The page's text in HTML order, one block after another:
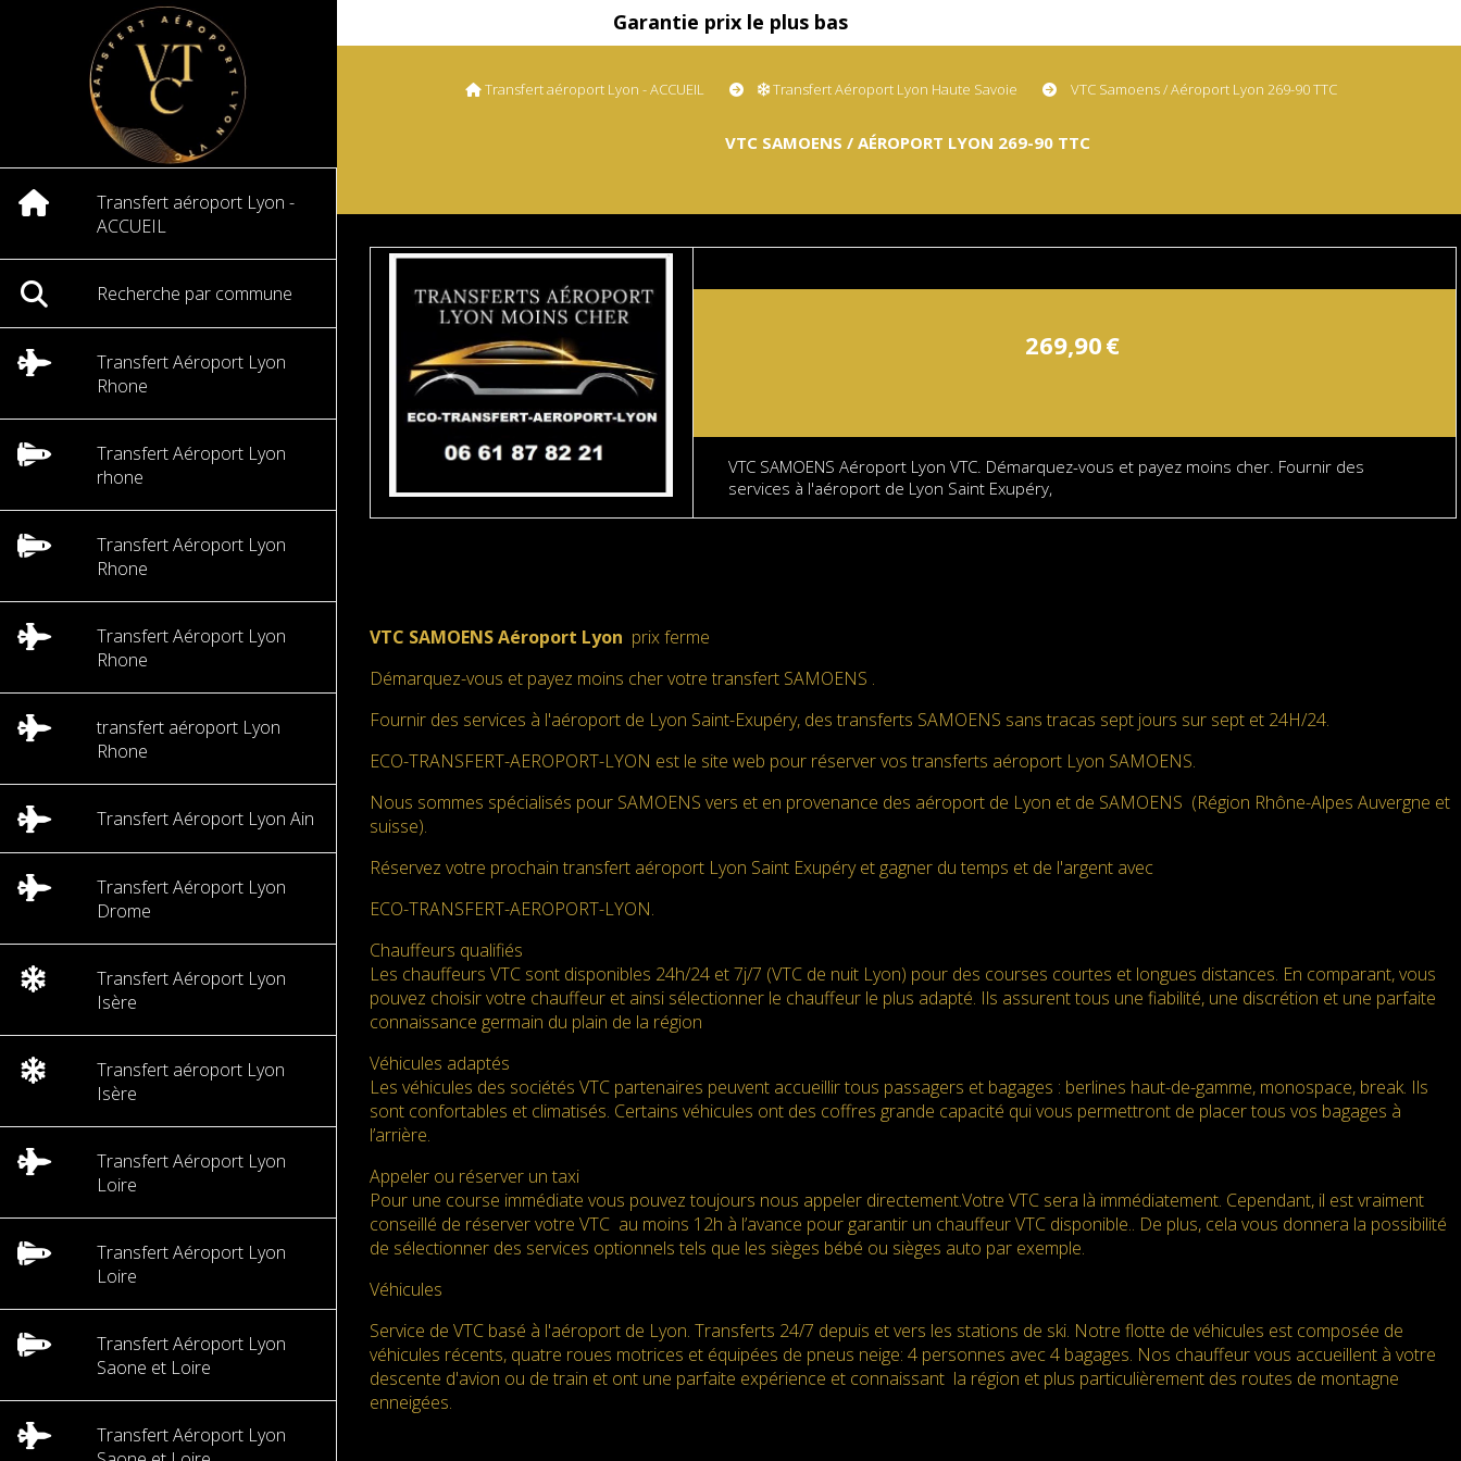
Garantie prix le plus bas
Transfert aéroport Lyon -
ACCUEIL
Recherche par commune
Transfert Aéroport Lyon
Rhone
Transfert Aéroport Lyon
rhone
Transfert Aéroport Lyon
Rhone
Transfert Aéroport Lyon
Rhone
transfert aéroport Lyon
Rhone
Transfert Aéroport Lyon Ain
Transfert Aéroport Lyon
Drome
Transfert Aéroport Lyon
Isère
Transfert aéroport Lyon
Isère
Transfert Aéroport Lyon
Loire
Transfert Aéroport Lyon
Loire
Transfert Aéroport Lyon
Saone et Loire
Transfert Aéroport Lyon
Transfert aéroport Lyon - ACCUEIL Transfert Aéroport Lyon Haute Savoie VTC Samoens / Aéroport Lyon 269-90 TTC
VTC SAMOENS / AÉROPORT LYON 269-90 TTC
269,90€
VTC SAMOENS Aéroport Lyon VTC. Démarquez-vous et payez moins cher. Fournir des
services à l'aéroport de Lyon Saint Exupéry,
VTC SAMOENS Aéroport Lyon prix ferme
Démarquez-vous et payez moins cher votre transfert SAMOENS .
Fournir des services à l'aéroport de Lyon Saint-Exupéry, des transferts SAMOENS sans tracas sept jours sur sept et 24H/24.
ECO-TRANSFERT-AEROPORT-LYON est le site web pour réserver vos transferts aéroport Lyon SAMOENS.
Nous sommes spécialisés pour SAMOENS vers et en provenance des aéroport de Lyon et de SAMOENS (Région Rhône-Alpes Auvergne et
suisse).
Réservez votre prochain transfert aéroport Lyon Saint Exupéry et gagner du temps et de l'argent avec
ECO-TRANSFERT-AEROPORT-LYON.
Chauffeurs qualifiés
Les chauffeurs VTC sont disponibles 24h/24 et 7j/7 (VTC de nuit Lyon) pour des courses courtes et longues distances. En comparant, vous
pouvez choisir votre chauffeur et ainsi sélectionner le chauffeur le plus adapté. Ils assurent tous une fiabilité, une discrétion et une parfaite
connaissance germain du plain de la région
Véhicules adaptés
Les véhicules des sociétés VTC partenaires peuvent accueillir tous passagers et bagages : berlines haut-de-gamme, monospace, break. Ils
sont confortables et climatisés. Certains véhicules ont des coffres grande capacité qui vous permettront de placer tous vos bagages à
l’arrière.
Appeler ou réserver un taxi
Pour une course immédiate vous pouvez toujours nous appeler directement.Votre VTC sera là immédiatement. Cependant, il est vraiment
conseillé de réserver votre VTC au moins 12h à l’avance pour garantir un chauffeur VTC disponible.. De plus, cela vous donnera la possibilité
de sélectionner des services optionnels tels que les sièges bébé ou sièges auto par exemple.
Véhicules
Service de VTC basé à l'aéroport de Lyon. Transferts 24/7 depuis et vers les stations de ski. Notre flotte de véhicules est composée de
véhicules récents, quatre roues motrices et équipées de pneus neige: 4 personnes avec 4 bagages. Nos chauffeur vous accueillent à votre
descente d'avion ou de train et ont une parfaite expérience et connaissant la région et plus particulièrement des routes de montagne
enneigées.